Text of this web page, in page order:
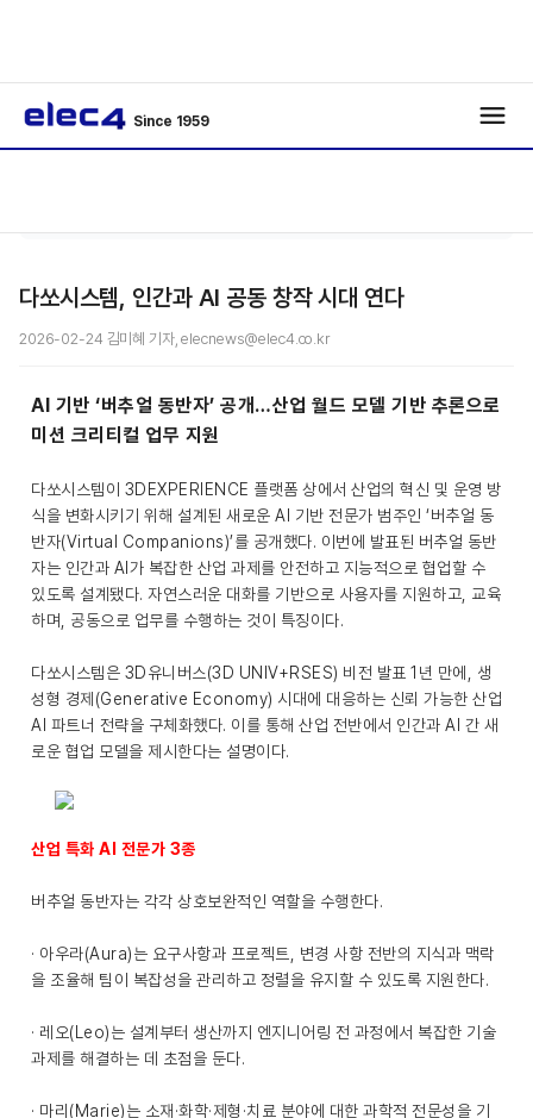
Since 1959
다쏘시스템, 인간과 AI 공동 창작 시대 연다
2026-02-24 김미혜 기자, elecnews@elec4.co.kr
AI 기반 ‘버추얼 동반자’ 공개…산업 월드 모델 기반 추론으로
미션 크리티컬 업무 지원
다쏘시스템이 3DEXPERIENCE 플랫폼 상에서 산업의 혁신 및 운영 방
식을 변화시키기 위해 설계된 새로운 AI 기반 전문가 범주인 ‘버추얼 동
반자(Virtual Companions)’를 공개했다. 이번에 발표된 버추얼 동반
자는 인간과 AI가 복잡한 산업 과제를 안전하고 지능적으로 협업할 수
있도록 설계됐다. 자연스러운 대화를 기반으로 사용자를 지원하고, 교육
하며, 공동으로 업무를 수행하는 것이 특징이다.
다쏘시스템은 3D유니버스(3D UNIV+RSES) 비전 발표 1년 만에, 생
성형 경제(Generative Economy) 시대에 대응하는 신뢰 가능한 산업
AI 파트너 전략을 구체화했다. 이를 통해 산업 전반에서 인간과 AI 간 새
로운 협업 모델을 제시한다는 설명이다.
산업 특화 AI 전문가 3종
버추얼 동반자는 각각 상호보완적인 역할을 수행한다.
· 아우라(Aura)는 요구사항과 프로젝트, 변경 사항 전반의 지식과 맥락
을 조율해 팀이 복잡성을 관리하고 정렬을 유지할 수 있도록 지원한다.
· 레오(Leo)는 설계부터 생산까지 엔지니어링 전 과정에서 복잡한 기술
과제를 해결하는 데 초점을 둔다.
· 마리(Marie)는 소재·화학·제형·치료 분야에 대한 과학적 전문성을 기